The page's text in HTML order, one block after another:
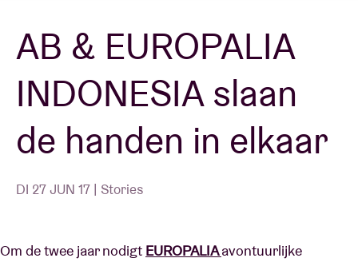
BRDCST
ABtv
Concertcheque
Over AB
AB & EUROPALIA
INDONESIA slaan
de handen in elkaar
DI 27 JUN 17 | Stories
Om de twee jaar nodigt EUROPALIAavontuurlijke